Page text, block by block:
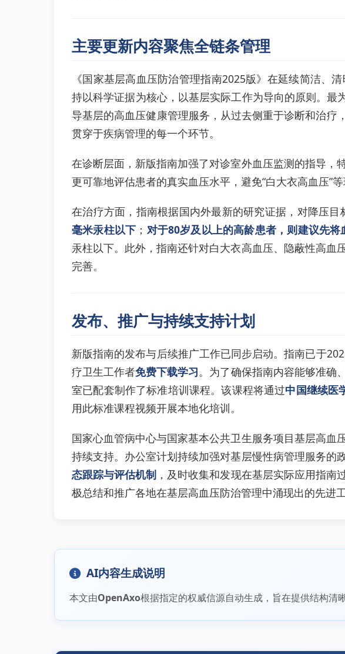
主要更新内容聚焦全链条管理
《国家基层高血压防治管理指南2025版》在延续简洁、
持以科学证据为核心，以基层实际工作为导向的原则。最
导基层的高血压健康管理服务，从过去侧重于诊断和治疗
贯穿于疾病管理的每一个环节。
在诊断层面，新版指南加强了对诊室外血压监测的指导，
更可靠地评估患者的真实血压水平，避免“白大衣高血压”等
在治疗方面，指南根据国内外最新的研究证据，对降压目
毫米汞柱以下 ； 对于80岁及以上的高龄患者，则建议先
汞柱以下。此外，指南还针对白大衣高血压、隐蔽性高
完善。
发布、推广与持续支持计划
新版指南的发布与后续推广工作已同步启动。指南已于
疗卫生工作者免费下载学习。为了确保指南内容能够准确
室已配套制作了标准培训课程。该课程将通过中国继续医
用此标准课程视频开展本地化培训。
国家心血管病中心与国家基本公共卫生服务项目基层高
持续支持。办公室计划持续加强对基层慢性病管理服务
态跟踪与评估机制 ，及时收集和发现在基层实际应用指
极总结和推广各地在基层高血压防治管理中涌现出的先进
AI内容生成说明
本文由OpenAxo根据指定的权威信源自动生成，旨在提供结构清